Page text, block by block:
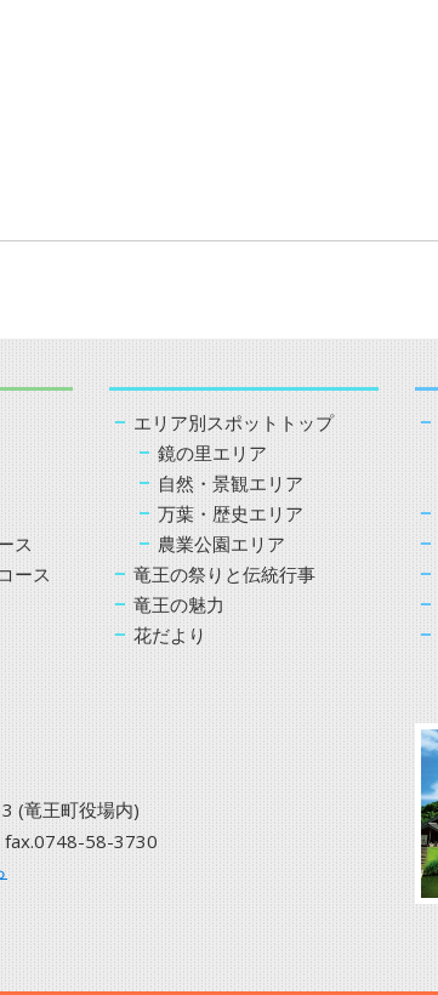
ス
ース
エリア別スポットトップ
鏡の里エリア
自然・景観エリア
万葉・歴史エリア
農業公園エリア
竜王の祭りと伝統行事
竜王の魅力
花だより
(竜王町役場内)
fax.0748-58-3730